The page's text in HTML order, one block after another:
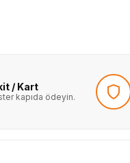
/ Kart
kapıda ödeyin.